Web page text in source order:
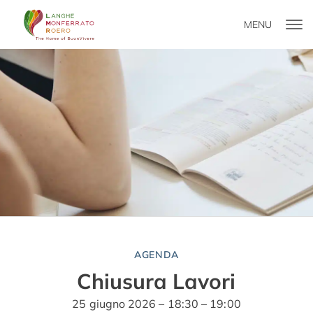
MENU
AGENDA
Chiusura Lavori
25 giugno 2026 – 18:30 – 19:00